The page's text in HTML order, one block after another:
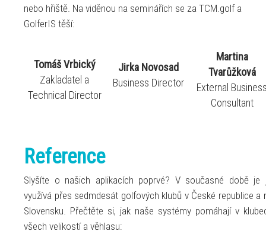
nebo hřiště. Na viděnou na seminářích se za TCM.golf a
GolferIS těší:
Tomáš Vrbický
Zakladatel a
Technical Director
Jirka Novosad
Business Director
Martina
Tvarůžková
External
Consultant
Reference
Slyšíte o našich aplikacích poprvé? V současné době je
využívá přes sedmdesát golfových klubů v České republice a
Slovensku. Přečtěte si, jak naše systémy pomáhají v
všech velikostí a věhlasu: